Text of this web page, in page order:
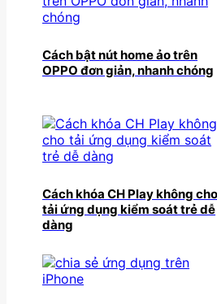
Cách bật nút home ảo trên
OPPO đơn giản, nhanh chóng
Cách khóa CH Play không cho
tải ứng dụng kiểm soát trẻ dễ
dàng